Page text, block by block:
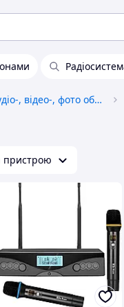
Професійне аудіо-, відео-, фото обладнання
пристрою